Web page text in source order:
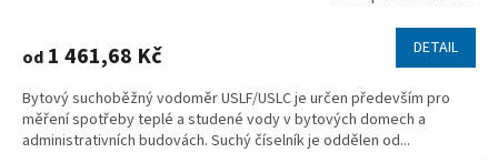
od 1 461,68 Kč DETAIL
Bytový suchoběžný vodoměr USLF/USLC je určen především pro
měření spotřeby teplé a studené vody v bytových domech a
administrativních budovách. Suchý číselník je oddělen od...